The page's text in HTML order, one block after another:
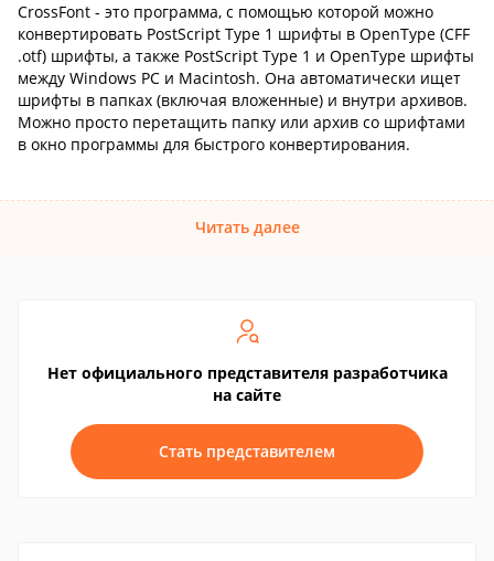
CrossFont - это программа, с помощью которой можно
конвертировать PostScript Type 1 шрифты в OpenType (CFF
.otf) шрифты, а также PostScript Type 1 и OpenType шрифты
между Windows PC и Macintosh. Она автоматически ищет
шрифты в папках (включая вложенные) и внутри архивов.
Можно просто перетащить папку или архив со шрифтами
в окно программы для быстрого конвертирования.
Читать далее
Нет официального представителя разработчика
на сайте
Стать представителем